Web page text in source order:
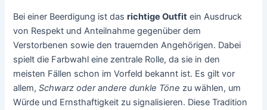
Bei einer Beerdigung ist dasrichtige Outfit ein Ausdruck
von Respekt und Anteilnahme gegenüber dem
Verstorbenen sowie den trauernden Angehörigen. Dabei
spielt die Farbwahl eine zentrale Rolle, da sie in den
meisten Fällen schon im Vorfeld bekannt ist. Es gilt vor
allem,Schwarz oder andere dunkle Töne zu wählen, um
Würde und Ernsthaftigkeit zu signalisieren. Diese Tradition